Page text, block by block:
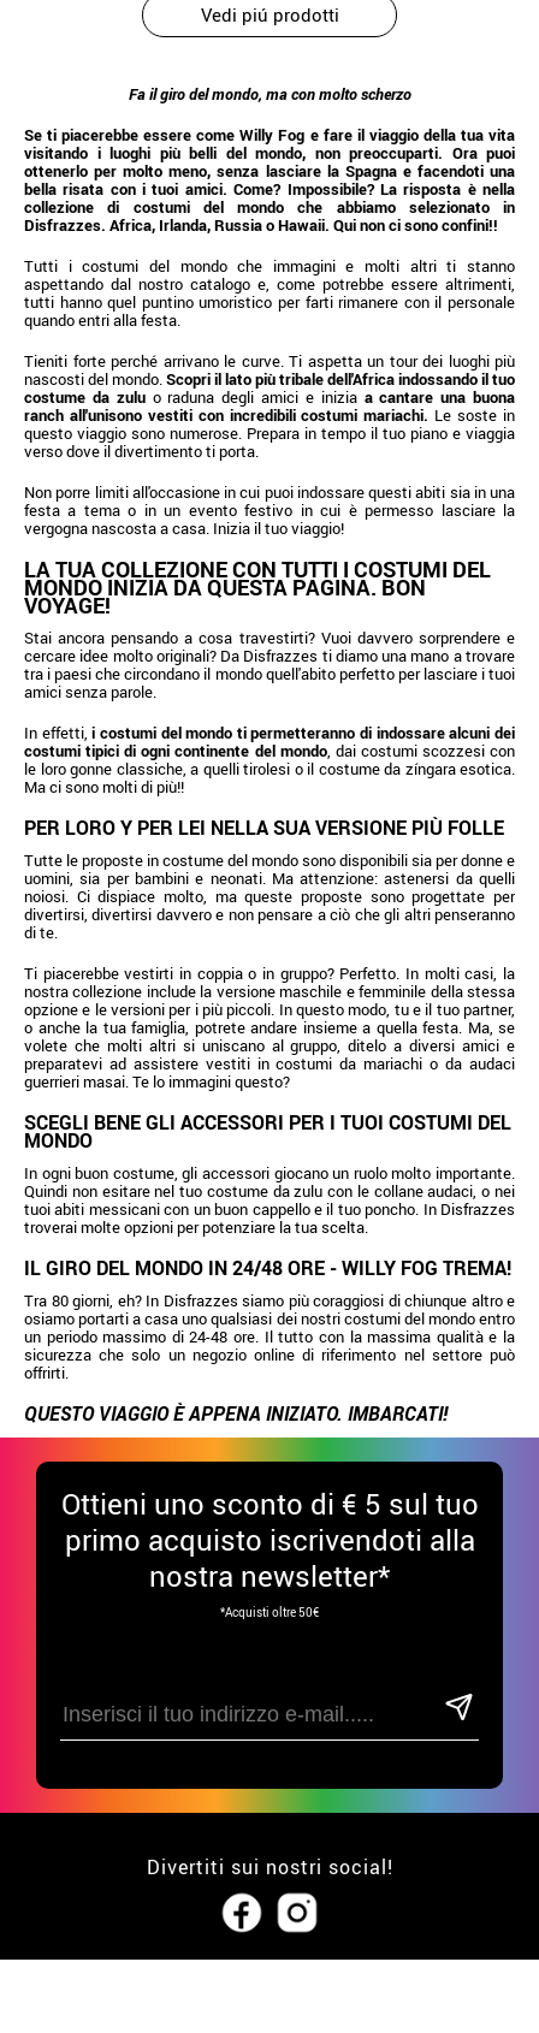
Vedi piú prodotti
Fa il giro del mondo, ma con molto scherzo
Se ti piacerebbe essere come Willy Fog e fare il viaggio della tua vita
visitando i luoghi più belli del mondo, non preoccuparti. Ora puoi
ottenerlo per molto meno, senza lasciare la Spagna e facendoti una
bella risata con i tuoi amici. Come? Impossibile? La risposta è nella
collezione di costumi del mondo che abbiamo selezionato in
Disfrazzes. Africa, Irlanda, Russia o Hawaii. Qui non ci sono confini!!
Tutti i costumi del mondo che immagini e molti altri ti stanno
aspettando dal nostro catalogo e, come potrebbe essere altrimenti,
tutti hanno quel puntino umoristico per farti rimanere con il personale
quando entri alla festa.
Tieniti forte perché arrivano le curve. Ti aspetta un tour dei luoghi più
nascosti del mondo.Scopri il lato più tribale dell'Africa indossando il tuo
costume da zuluo raduna degli amici e inizia a cantare una buona
ranch all'unisono vestiti con incredibili costumi mariachi. Le soste in
questo viaggio sono numerose. Prepara in tempo il tuo piano e viaggia
verso dove il divertimento ti porta.
Non porre limiti all'occasione in cui puoi indossare questi abiti sia in una
festa a tema o in un evento festivo in cui è permesso lasciare la
vergogna nascosta a casa. Inizia il tuo viaggio!
LA TUA COLLEZIONE CON TUTTI I COSTUMI DEL
MONDO INIZIA DA QUESTA PAGINA. BON
VOYAGE!
Stai ancora pensando a cosa travestirti? Vuoi davvero sorprendere e
cercare idee molto originali? Da Disfrazzes ti diamo una mano a trovare
tra i paesi che circondano il mondo quell'abito perfetto per lasciare i tuoi
amici senza parole.
In effetti,i costumi del mondo ti permetteranno di indossare alcuni dei
costumi tipici di ogni continente del mondo, dai costumi scozzesi con
le loro gonne classiche, a quelli tirolesi o il costume da zíngara esotica.
Ma ci sono molti di più!!
PER LORO Y PER LEI NELLA SUA VERSIONE PIÙ FOLLE
Tutte le proposte in costume del mondo sono disponibili sia per donne e
uomini, sia per bambini e neonati. Ma attenzione: astenersi da quelli
noiosi. Ci dispiace molto, ma queste proposte sono progettate per
divertirsi, divertirsi davvero e non pensare a ciò che gli altri penseranno
di te.
Ti piacerebbe vestirti in coppia o in gruppo? Perfetto. In molti casi, la
nostra collezione include la versione maschile e femminile della stessa
opzione e le versioni per i più piccoli. In questo modo, tu e il tuo partner,
o anche la tua famiglia, potrete andare insieme a quella festa. Ma, se
volete che molti altri si uniscano al gruppo, ditelo a diversi amici e
preparatevi ad assistere vestiti in costumi da mariachi o da audaci
guerrieri masai. Te lo immagini questo?
SCEGLI BENE GLI ACCESSORI PER I TUOI COSTUMI DEL
MONDO
In ogni buon costume, gli accessori giocano un ruolo molto importante.
Quindi non esitare nel tuo costume da zulu con le collane audaci, o nei
tuoi abiti messicani con un buon cappello e il tuo poncho. In Disfrazzes
troverai molte opzioni per potenziare la tua scelta.
IL GIRO DEL MONDO IN 24/48 ORE - WILLY FOG TREMA!
Tra 80 giorni, eh? In Disfrazzes siamo più coraggiosi di chiunque altro e
osiamo portarti a casa uno qualsiasi dei nostri costumi del mondo entro
un periodo massimo di 24-48 ore. Il tutto con la massima qualità e la
sicurezza che solo un negozio online di riferimento nel settore può
offrirti.
QUESTO VIAGGIO È APPENA INIZIATO. IMBARCATI!
Ottieni uno sconto di € 5 sul tuo
primo acquisto iscrivendoti alla
nostra newsletter*
*Acquisti oltre 50€
Divertiti sui nostri social!